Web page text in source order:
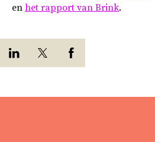
en het rapport van Brink.